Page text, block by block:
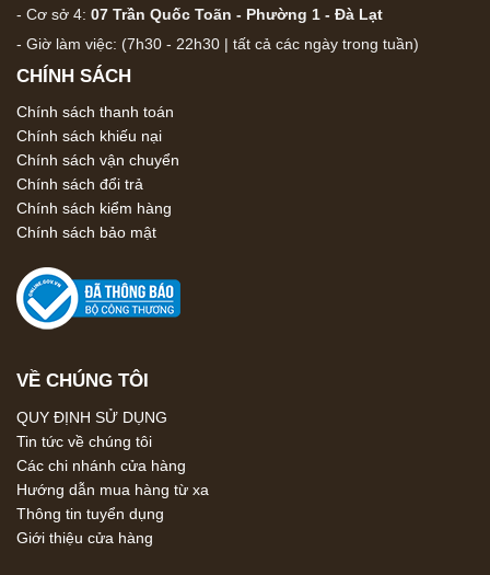
- Cơ sở 4: 07 Trần Quốc Toãn - Phường 1 - Đà Lạt
- Giờ làm việc: (7h30 - 22h30 | tất cả các ngày trong tuần)
CHÍNH SÁCH
Chính sách thanh toán
Chính sách khiếu nại
Chính sách vận chuyển
Chính sách đổi trả
Chính sách kiểm hàng
Chính sách bảo mật
VỀ CHÚNG TÔI
QUY ĐỊNH SỬ DỤNG
Tin tức về chúng tôi
Các chi nhánh cửa hàng
Hướng dẫn mua hàng từ xa
Thông tin tuyển dụng
Giới thiệu cửa hàng